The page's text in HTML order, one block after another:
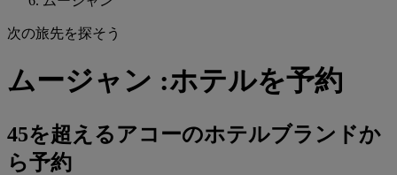
次の旅先を探そう
ムージャン :ホテルを予約
45を超えるアコーのホテルブランドか
ら予約